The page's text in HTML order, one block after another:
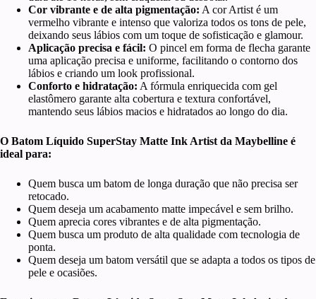
Cor vibrante e de alta pigmentação: A cor Artist é um
vermelho vibrante e intenso que valoriza todos os tons de pele,
deixando seus lábios com um toque de sofisticação e glamour.
Aplicação precisa e fácil: O pincel em forma de flecha garante
uma aplicação precisa e uniforme, facilitando o contorno dos
lábios e criando um look profissional.
Conforto e hidratação: A fórmula enriquecida com gel
elastômero garante alta cobertura e textura confortável,
mantendo seus lábios macios e hidratados ao longo do dia.
O Batom Líquido SuperStay Matte Ink Artist da Maybelline é
ideal para:
Quem busca um batom de longa duração que não precisa ser
retocado.
Quem deseja um acabamento matte impecável e sem brilho.
Quem aprecia cores vibrantes e de alta pigmentação.
Quem busca um produto de alta qualidade com tecnologia de
ponta.
Quem deseja um batom versátil que se adapta a todos os tipos de
pele e ocasiões.